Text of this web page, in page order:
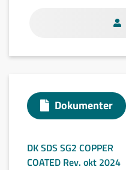
Dokumenter
DK SDS SG2 COPPER
COATED Rev. okt 2024